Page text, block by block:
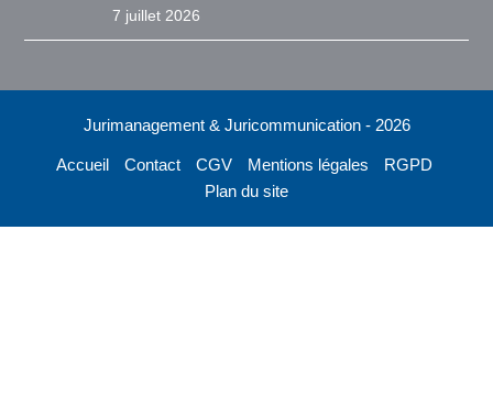
7 juillet 2026
Jurimanagement & Juricommunication - 2026
Accueil Contact CGV Mentions légales
RGPD
Plan du site